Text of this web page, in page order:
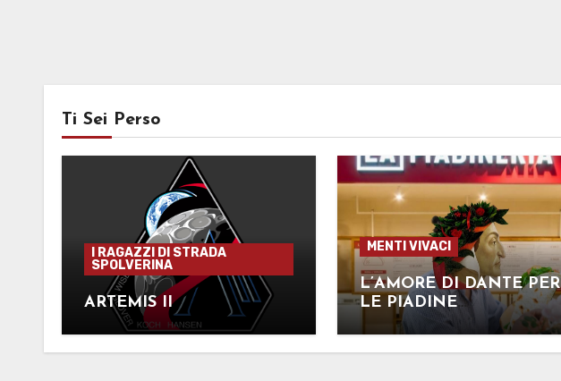
Ti Sei Perso
I RAGAZZI DI STRADA
SPOLVERINA
ARTEMIS II
MENTI VIVACI
L’AMORE DI DANTE PER
LE PIADINE
ROMAGNOLE